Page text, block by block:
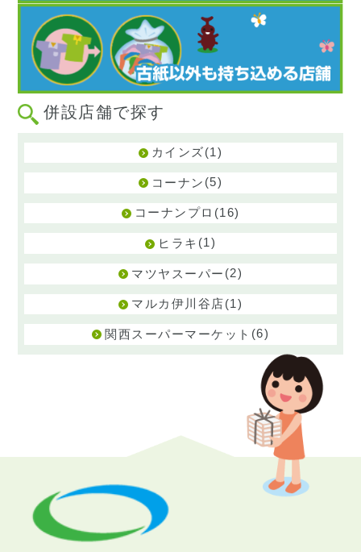
併設店舗で探す
カインズ(1)
コーナン (5)
コーナンプロ (16)
ヒラキ (1)
マツヤスーパー (2)
マルカ伊川谷店(1)
関西スーパーマーケット (6)